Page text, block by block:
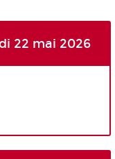
22 mai 2026